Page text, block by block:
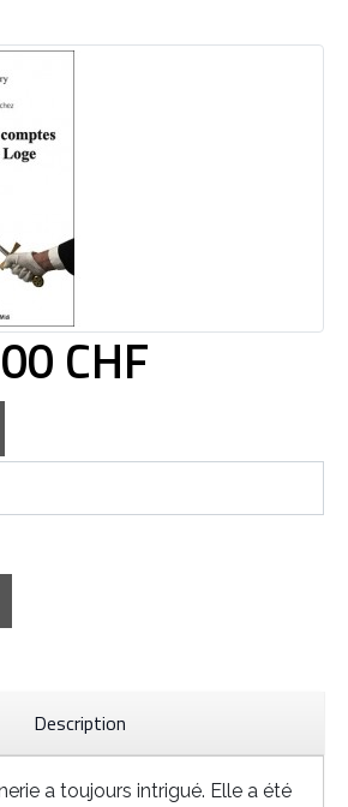
CHF
Description
a toujours intrigué. Elle a été